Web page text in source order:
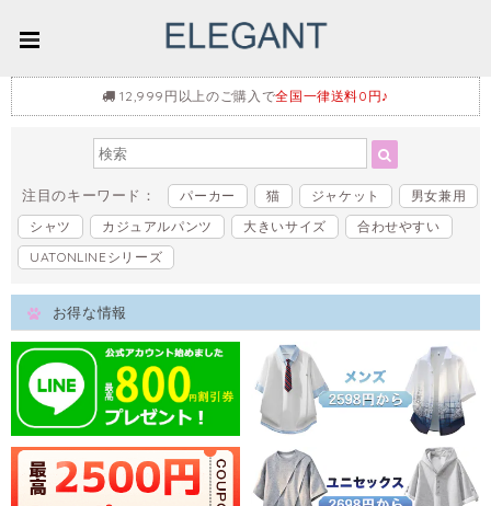
12,999円以上のご購入で全国一律送料0円♪
注目のキーワード： パーカー 猫 ジャケット
男女兼用
シャツ
カジュアルパンツ 大きいサイズ
合わせやすい
UATONLINEシリーズ
お得な情報